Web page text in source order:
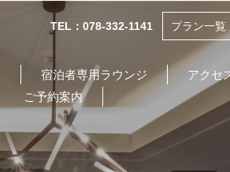
TEL：078-332-1141 プラン一覧
宿泊者専用ラウンジ
アクセ
ご予約案内